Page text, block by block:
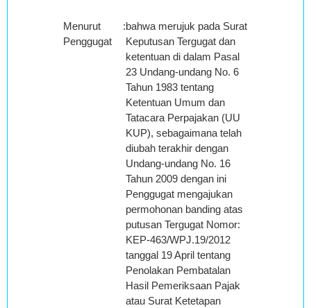
Menurut
Penggugat
:bahwa merujuk pada Surat
Keputusan Tergugat dan
ketentuan di dalam Pasal
23 Undang-undang No. 6
Tahun 1983 tentang
Ketentuan Umum dan
Tatacara Perpajakan (UU
KUP), sebagaimana telah
diubah terakhir dengan
Undang-undang No. 16
Tahun 2009 dengan ini
Penggugat mengajukan
permohonan banding atas
putusan Tergugat Nomor:
KEP-463/WPJ.19/2012
tanggal 19 April tentang
Penolakan Pembatalan
Hasil Pemeriksaan Pajak
atau Surat Ketetapan